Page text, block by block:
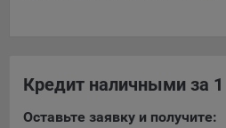
интернет-сайты в режиме
хранимый на компьютере объем
автоматически удалять
Кредит наличными за
Оставьте заявку и получите: